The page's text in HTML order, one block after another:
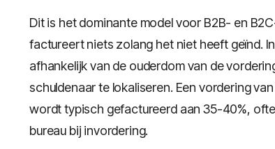
Dit is het dominante model voor B2B- en
factureert niets zolang het niet heeft geïnd.
afhankelijk van de ouderdom van de
schuldenaar te lokaliseren. Een vordering
wordt typisch gefactureerd aan 35-40%,
bureau bij invordering.